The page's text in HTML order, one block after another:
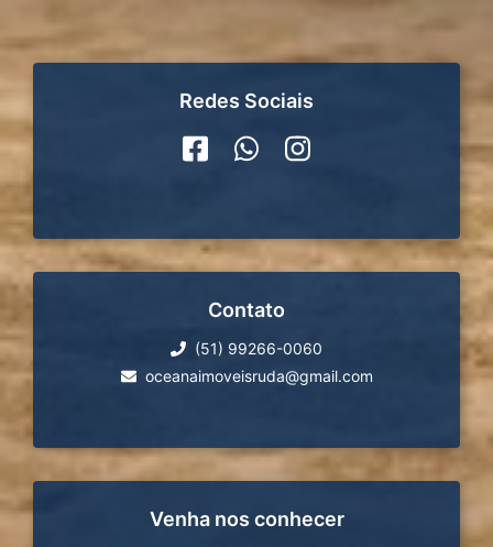
Redes Sociais
Contato
(51) 99266-0060
oceanaimoveisruda@gmail.com
Venha nos conhecer